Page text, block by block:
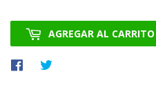
AGREGAR AL CARRITO
Compartir